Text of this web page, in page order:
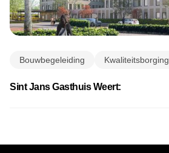
Bouwbegeleiding Kwaliteitsborging
Sint Jans Gasthuis Weert: